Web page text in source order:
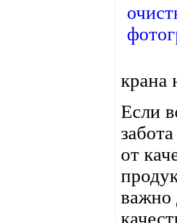
крана
Если
от
важно